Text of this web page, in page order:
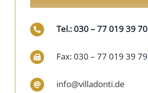
Tel.: 030 – 77 019 39 70
Fax: 030 – 77 019 39 79
info@villadonti.de